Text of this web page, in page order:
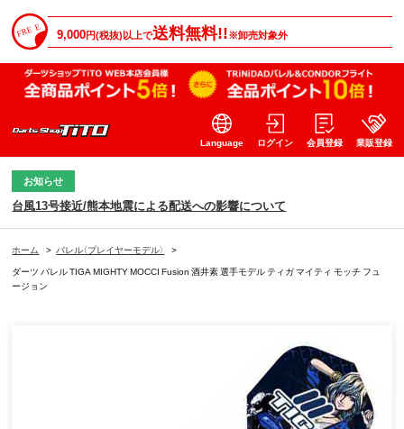
9,000円(税抜)以上で送料無料!!※卸売対象外
Language ログイン 会員登録 業販登録
お知らせ
台風13号接近/熊本地震による配送への影響について
ホーム > バレル（プレイヤーモデル）
>
ダーツ バレル TIGA MIGHTY MOCCI Fusion 酒井素 選手モデル ティガ マイティ モッチ フュ
ージョン